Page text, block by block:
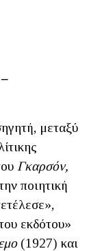
μεταξύ
Γκαρσόν,
ποιητική
εκδότου»
(1927) και